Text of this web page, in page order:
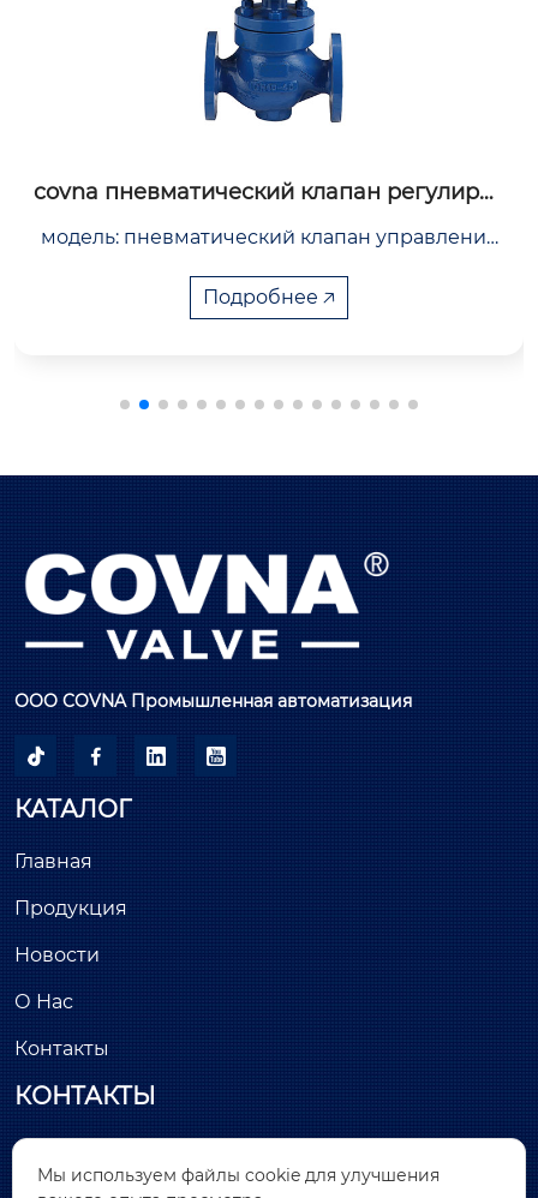
covna пневматический клапан регулиров
модель: пневматический клапан управления
диапазон давления: pn16~pn100
Подробнее 🡥
ООО COVNA Промышленная автоматизация
   
КАТАЛОГ
Главная
Продукция
Новости
О Нас
Контакты
КОНТАКТЫ
 Лунчан, улица Хантанг, № 26, Цяньтоу, район
Мы используем файлы cookie для улучшения